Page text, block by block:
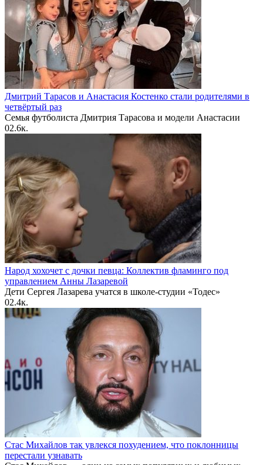
Дмитрий Тарасов и Анастасия Костенко стали родителями в
четвёртый раз
Семья футболиста Дмитрия Тарасова и модели Анастасии
02.6к.
Народ хохочет с дочки певца: Коллектив фламинго под
управлением Анны Лазаревой
Дети Сергея Лазарева учатся в школе-студии «Тодес»
02.4к.
Стас Михайлов так увлекся похудением, что поклонницы
перестали узнавать